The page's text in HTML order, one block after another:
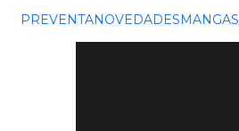
PREVENTANOVEDADESMANGAS